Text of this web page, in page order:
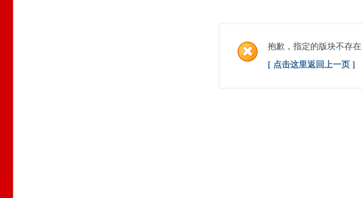
抱歉，指定的版块不存在
[ 点击这里返回上一页 ]